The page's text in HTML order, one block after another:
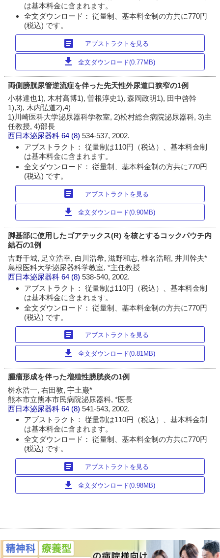
は基本料金に含まれます。
全文ダウンロード： 従量制、基本料金制の方共に770円
(税込) です。
article アブストラクトを見る
download 全文ダウンロード(0.77MB)
両側膀胱尿管逆流症を伴った先天性外尿道口狭窄の1例
小林達也1), 木村高博1), 曽根淳史1), 森岡政明1), 田中啓幹
1),3), 木内弘道2),4)
1)川崎医科大学泌尿器科学教室, 2)松村総合病院泌尿器科, 3)主
任教授, 4)部長
西日本泌尿器科 64 (8)534-537, 2002.
アブストラクト： 従量制は110円（税込）、基本料金制
は基本料金に含まれます。
全文ダウンロード： 従量制、基本料金制の方共に770円
(税込) です。
article アブストラクトを見る
download 全文ダウンロード(0.90MB)
脚基部に使用したゴアテックス(R) を核とするコックパウチ内
結石の1例
吉野干城, 足立浩幸, 白川浩希, 滋野和志, 椎名浩昭, 井川幹夫*
島根医科大学泌尿器科学教室, *主任教授
西日本泌尿器科 64 (8)538-540, 2002.
アブストラクト： 従量制は110円（税込）、基本料金制
は基本料金に含まれます。
全文ダウンロード： 従量制、基本料金制の方共に770円
(税込) です。
article アブストラクトを見る
download 全文ダウンロード(0.81MB)
腫瘤形成を伴った増殖性膀胱炎の1例
桝永浩一, 右田敦, 宇土巌*
熊本市立熊本市民病院泌尿器科, *医長
西日本泌尿器科 64 (8)541-543, 2002.
アブストラクト： 従量制は110円（税込）、基本料金制
は基本料金に含まれます。
全文ダウンロード： 従量制、基本料金制の方共に770円
(税込) です。
article アブストラクトを見る
download 全文ダウンロード(0.98MB)